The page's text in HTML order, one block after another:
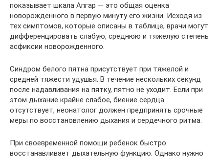
показывает шкала Апгар — это общая оценка
новорожденного в первую минуту его жизни. Исходя из
тех симптомов, которые описаны в таблице, врачи могут
дифференцировать слабую, среднюю и тяжелую степень
асфиксии новорожденного.
Синдром белого пятна присутствует при тяжелой и
средней тяжести удушья. В течение нескольких секунд
после надавливания на пятку, пятно не уходит. Если при
этом дыхание крайне слабое, биение сердца
отсутствует, неонатолог должен предпринять срочные
меры по восстановлению дыхания и сердечного ритма.
При своевременной помощи ребенок быстро
восстанавливает дыхательную функцию. Однако нужно